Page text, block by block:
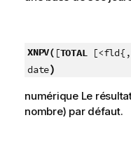
XNPV( [TOTAL
date)
numérique Le
nombre) par défaut.